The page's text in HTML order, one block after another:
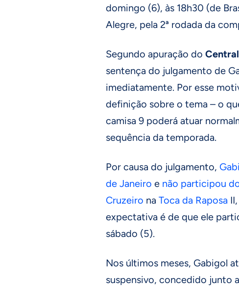
domingo (6), às 18h30 (de
Alegre, pela 2ª rodada da
Segundo apuração do
sentença do julgamento de
imediatamente. Por esse
definição sobre o tema – o
camisa 9 poderá atuar
sequência da temporada.
Por causa do julgamento,
de Janeiro e não participou
Cruzeiro na Toca da Raposa
expectativa é de que ele
sábado (5).
Nos últimos meses, Gabigol
suspensivo, concedido junto